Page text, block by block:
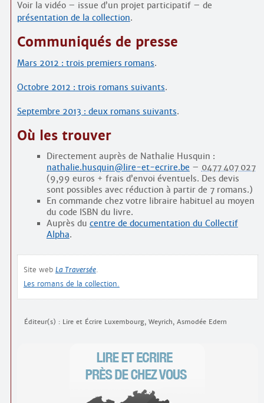
Voir la vidéo – issue d’un projet participatif – de
présentation de la collection.
Communiqués de presse
Mars 2012 : trois premiers romans.
Octobre 2012 : trois romans suivants.
Septembre 2013 : deux romans suivants.
Où les trouver
Directement auprès de Nathalie Husquin :
nathalie.husquin@lire-et-ecrire.be – 0477 407 027
(9,99 euros + frais d’envoi éventuels. Des devis
sont possibles avec réduction à partir de 7 romans.)
En commande chez votre libraire habituel au moyen
du code ISBN du livre.
Auprès du centre de documentation du Collectif
Alpha.
Site web La Traversée.
Les romans de la collection.
Éditeur(s) : Lire et Écrire Luxembourg, Weyrich, Asmodée Edern